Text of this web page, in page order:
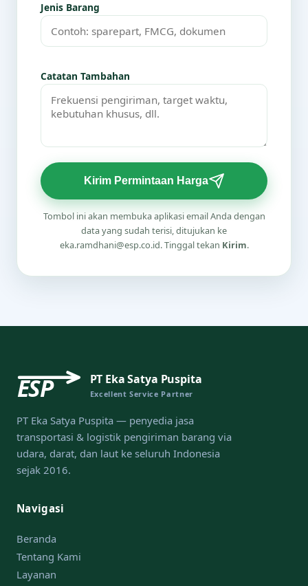
Jenis Barang
Catatan Tambahan
Kirim Permintaan Harga
Tombol ini akan membuka aplikasi email Anda dengan
data yang sudah terisi, ditujukan ke
eka.ramdhani@esp.co.id. Tinggal tekan Kirim.
ESP PT Eka Satya Puspita
Excellent Service Partner
PT Eka Satya Puspita — penyedia jasa
transportasi & logistik pengiriman barang via
udara, darat, dan laut ke seluruh Indonesia
sejak 2016.
Navigasi
Beranda
Tentang Kami
Layanan